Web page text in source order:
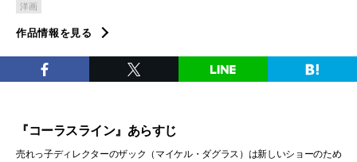
洋画
作品情報を見る
『コーラスライン』あらすじ
売れっ子ディレクターのザック（マイケル・ダグラス）は新しいショーのため